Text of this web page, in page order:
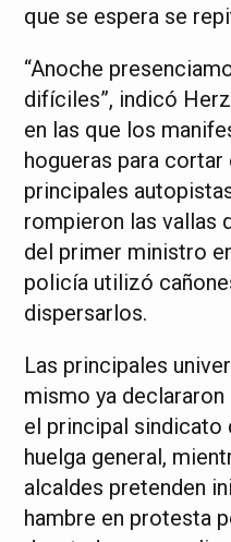
que se espera se
“Anoche
difíciles”, indicó
en las que los
hogueras para
principales
rompieron las vallas
del primer ministro
policía utilizó
dispersarlos.
Las principales
mismo ya declararon
el principal sindicato
huelga general,
alcaldes pretenden
hambre en protesta